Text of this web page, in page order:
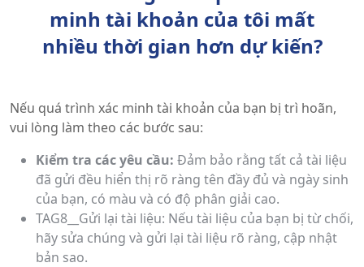
minh tài khoản của tôi mất
nhiều thời gian hơn dự kiến?
Nếu quá trình xác minh tài khoản của bạn bị trì hoãn,
vui lòng làm theo các bước sau:
Kiểm tra các yêu cầu: Đảm bảo rằng tất cả tài liệu
đã gửi đều hiển thị rõ ràng tên đầy đủ và ngày sinh
của bạn, có màu và có độ phân giải cao.
TAG8__Gửi lại tài liệu: Nếu tài liệu của bạn bị từ chối,
hãy sửa chúng và gửi lại tài liệu rõ ràng, cập nhật
bản sao.